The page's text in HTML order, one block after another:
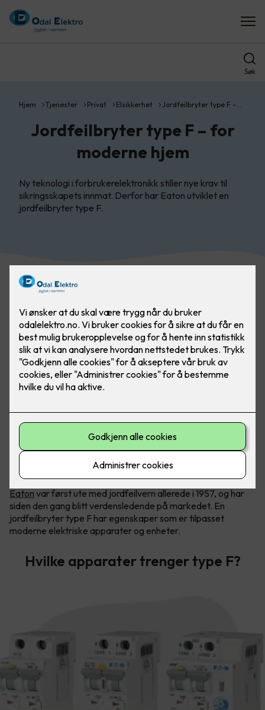
Søk
Hjem Tjenester Privat Elsikkerhet Jordfeilbryter type F –…
Jordfeilbryter type F – for
moderne hjem
Ny teknologi i forbrukerelektronikk stiller nye krav til
sikringsskapets innmat. Derfor har Eaton utviklet en
jordfeilbryter type F.
En jordfeilbryter type F trenger du til apparater som har
høyere effekt eller frekvensdrevne enheter.
Eaton var først ute med jordfeilvern allerede i 1957, og har
siden den gang blitt verdensledende på markedet. En
jordfeilbryter type F har egenskaper som er tilpasset
moderne elektriske apparater og enheter.
Hvilke apparater trenger type F?